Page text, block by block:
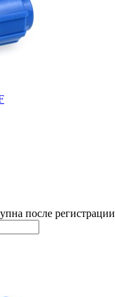
после регистрации